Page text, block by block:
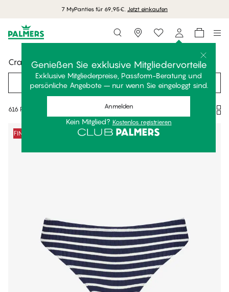
7 MyPanties für 69,95€. Jetzt einkaufen
Storefinder
Genießen Sie exklusive Mitgliedervorteile
Exklusive Mitgliederpreise, Passform-Beratung und
persönliche Angebote – nur wenn Sie eingeloggt sind.
Anmelden
Kein Mitglied? Kostenlos registrieren
Crazy Days
Filter Empfohlen
616 Produkte
Produkte
FINAL SALE -50%